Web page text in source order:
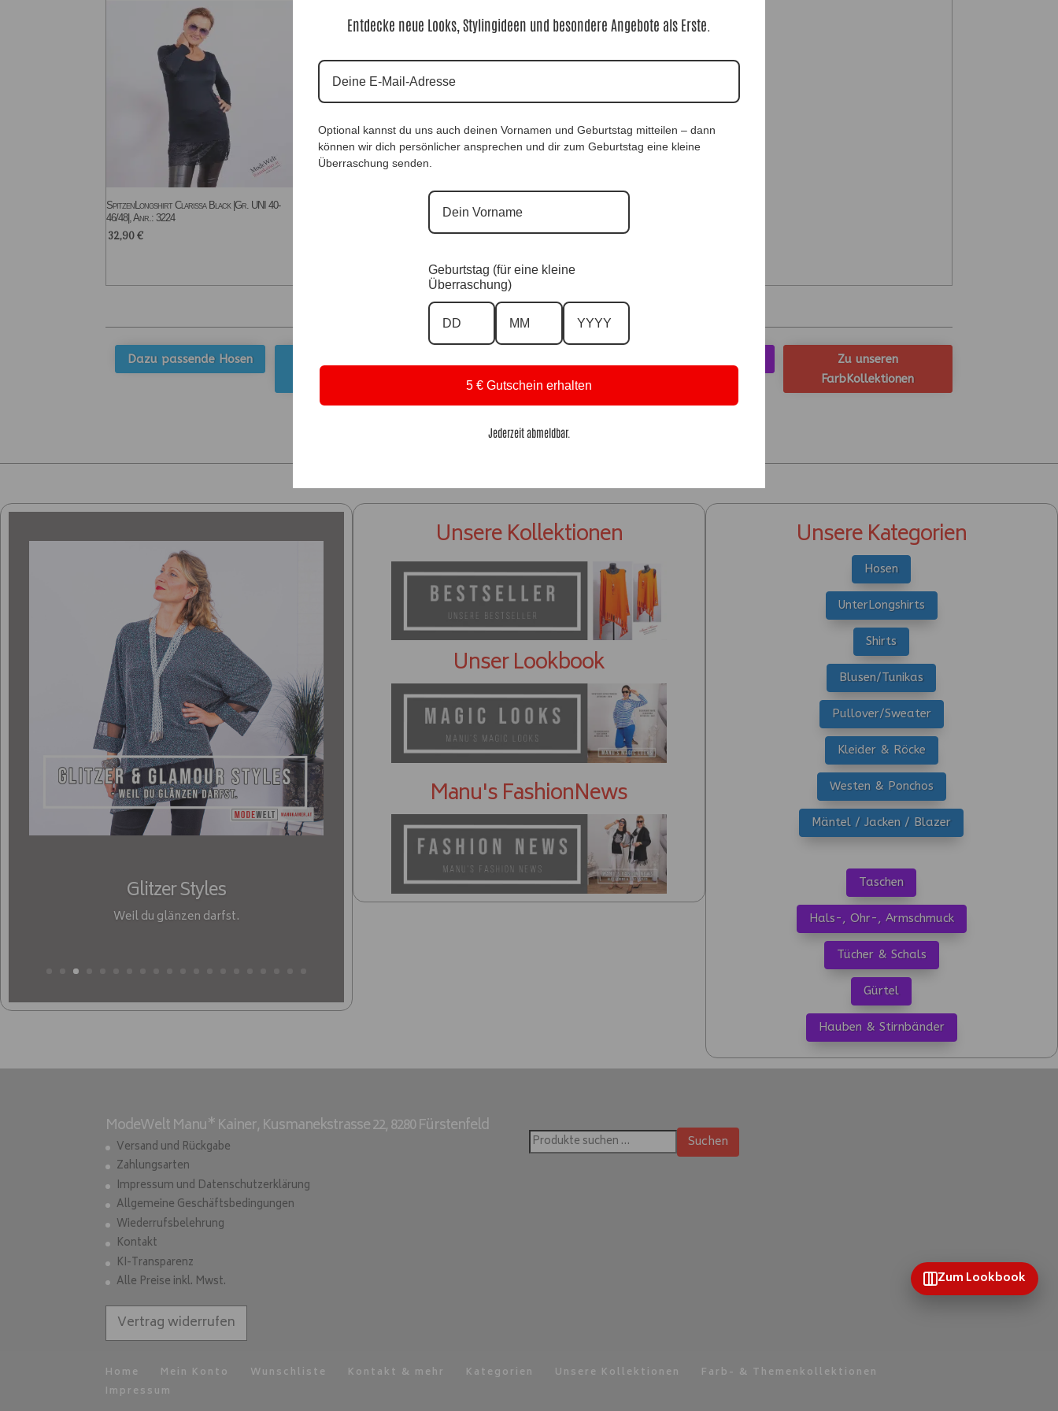
SpitzenLongshirt Clarissa Black |Gr. UNI 40-
46/48|, Anr.: 3224
32,90€
SpitzenLongshirt Clarissa Red |Gr. UNI 40-
Zu allen Red Styles
Dazu passende Hosen
Zu unseren
FarbKollektionen
Glitzer Styles
Weil du glänzen darfst.
Unsere Kollektionen
Unser Lookbook
Manu's FashionNews
Unsere Kategorien
Hosen
UnterLongshirts
Shirts
Blusen/Tunikas
Pullover/Sweater
Kleider & Röcke
Westen & Ponchos
Mäntel / Jacken / Blazer
Taschen
Hals-, Ohr-, Armschmuck
Tücher & Schals
Gürtel
Hauben & Stirnbänder
ModeWelt Manu* Kainer, Kusmanekstrasse 22, 8280 Fürstenfeld
Versand und Rückgabe
Zahlungsarten
Impressum und Datenschutzerklärung
Allgemeine Geschäftsbedingungen
Wiederrufsbelehrung
Kontakt
KI-Transparenz
Alle Preise inkl. Mwst.
Vertrag widerrufen
Suchen Suchen
Home Mein Konto Wunschliste Kontakt & mehr Kategorien Unsere Kollektionen
Farb- & Themenkollektionen
Impressum
Zum Lookbook
Entdecke neue Looks, Stylingideen und besondere Angebote als Erste.
Optional kannst du uns auch deinen Vornamen und Geburtstag mitteilen – dann
können wir dich persönlicher ansprechen und dir zum Geburtstag eine kleine
Überraschung senden.
Geburtstag (für eine kleine
Überraschung)
5 € Gutschein erhalten
Jederzeit abmeldbar.